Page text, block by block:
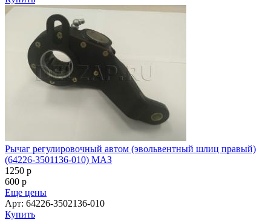
Рычаг регулировочный автом (эвольвентный шлиц правый)
(64226-3501136-010) МАЗ
1250 p
600 p
Еще цены
Арт: 64226-3502136-010
Купить